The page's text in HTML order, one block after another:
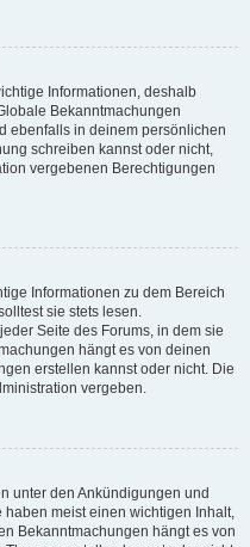
Informationen, deshalb
Bekanntmachungen
ebenfalls in deinem persönlichen
schreiben kannst oder nicht,
vergebenen Berechtigungen
Informationen zu dem Bereich
sie stets lesen.
Seite des Forums, in dem sie
hängt es von deinen
erstellen kannst oder nicht. Die
vergeben.
unter den Ankündigungen und
meist einen wichtigen Inhalt,
Bekanntmachungen hängt es von